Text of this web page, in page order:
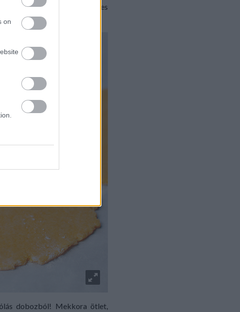
on
majd kiszúrjuk tetszőleges
dobozból! Mekkora ötlet,